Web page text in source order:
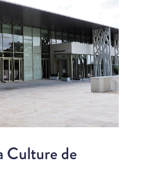
Culture de